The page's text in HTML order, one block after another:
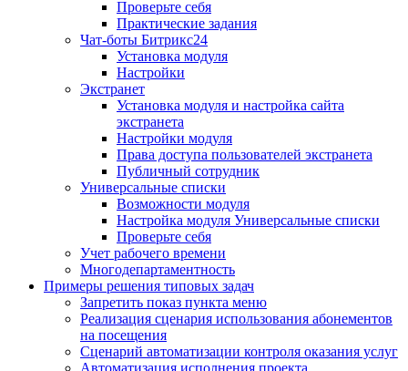
Проверьте себя
Практические задания
Чат-боты Битрикс24
Установка модуля
Настройки
Экстранет
Установка модуля и настройка сайта
экстранета
Настройки модуля
Права доступа пользователей экстранета
Публичный сотрудник
Универсальные списки
Возможности модуля
Настройка модуля Универсальные списки
Проверьте себя
Учет рабочего времени
Многодепартаментность
Примеры решения типовых задач
Запретить показ пункта меню
Реализация сценария использования абонементов
на посещения
Сценарий автоматизации контроля оказания услуг
Автоматизация исполнения проекта